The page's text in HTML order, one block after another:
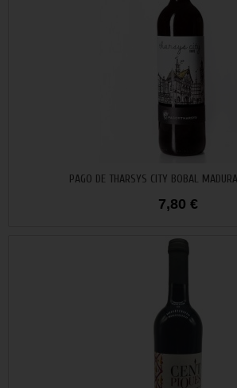
Añadir al carrito
PAGO DE THARSYS CITY BOBAL
7,80 €